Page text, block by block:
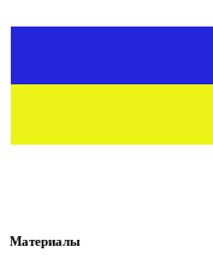
Материалы